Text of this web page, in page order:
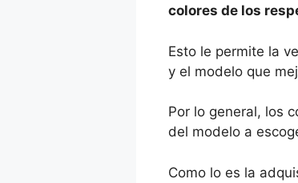
colores de los
Esto le permite la
y el modelo que
Por lo general, los
del modelo a
Como lo es la